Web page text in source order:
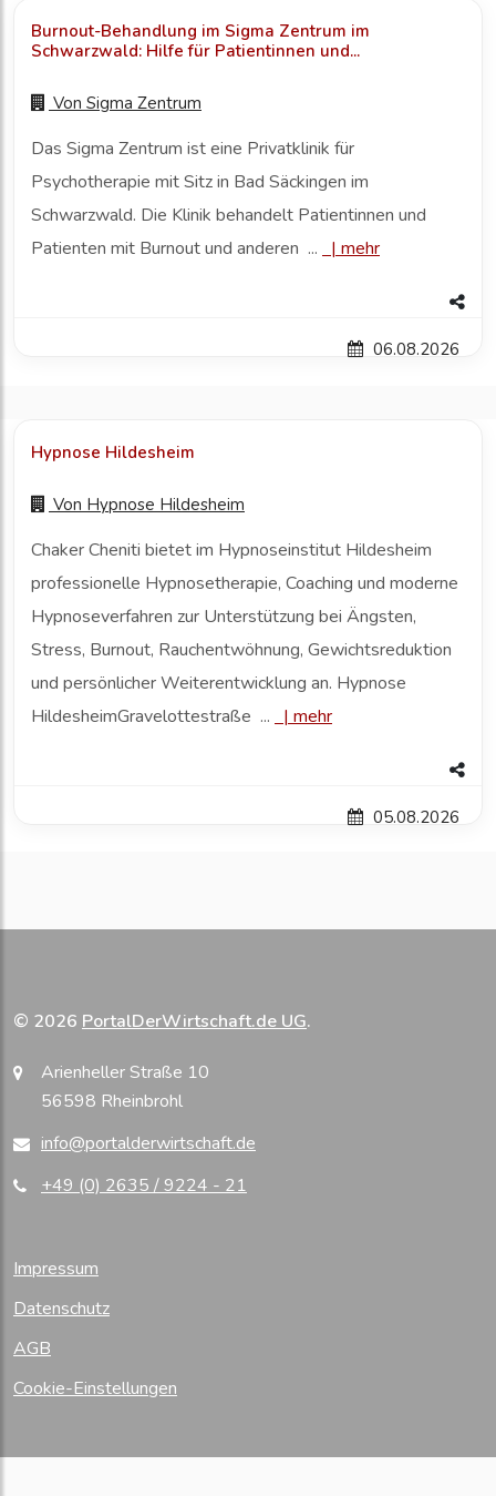
Burnout-Behandlung im Sigma Zentrum im
Schwarzwald: Hilfe für Patientinnen und...
Von Sigma Zentrum
Das Sigma Zentrum ist eine Privatklinik für
Psychotherapie mit Sitz in Bad Säckingen im
Schwarzwald. Die Klinik behandelt Patientinnen und
Patienten mit Burnout und anderen ...
| mehr
06.08.2026
Hypnose Hildesheim
Von Hypnose Hildesheim
Chaker Cheniti bietet im Hypnoseinstitut Hildesheim
professionelle Hypnosetherapie, Coaching und moderne
Hypnoseverfahren zur Unterstützung bei Ängsten,
Stress, Burnout, Rauchentwöhnung, Gewichtsreduktion
und persönlicher Weiterentwicklung an. Hypnose
HildesheimGravelottestraße ...
| mehr
05.08.2026
© 2026 PortalDerWirtschaft.de UG.
Arienheller Straße 10
56598 Rheinbrohl
info@portalderwirtschaft.de
+49 (0) 2635 / 9224 - 21
Impressum
Datenschutz
AGB
Cookie-Einstellungen